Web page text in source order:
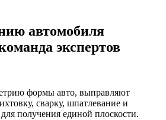
автомобиля
экспертов
формы авто, выправляют
сварку, шпатлевание и
получения единой плоскости.